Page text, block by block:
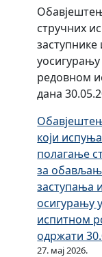
е
л
е
к
т
с
к
у
стручних
редовном
дана
који
полагање
за
заступања
осигурању
испитном
одржати
27. мај 2026.